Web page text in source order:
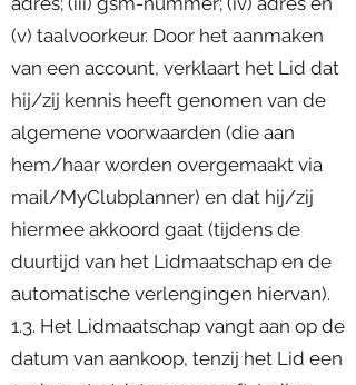
(v) taalvoorkeur. Door het aanmaken
van een account, verklaart het Lid dat
hij/zij kennis heeft genomen van de
algemene voorwaarden (die aan
hem/haar worden overgemaakt via
mail/MyClubplanner) en dat hij/zij
hiermee akkoord gaat (tijdens de
duurtijd van het Lidmaatschap en de
automatische verlengingen hiervan).
1.3. Het Lidmaatschap vangt aan op de
datum van aankoop, tenzij het Lid een